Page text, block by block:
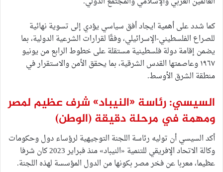
كما شدد على أهمية ايجاد أفق سياسي يؤدي إلى تسوية نهائية
للصراع الفلسطيني-الإسرائيلي، وفقًا لقرارات الشرعية الدولية، بما
يضمن إقامة دولة فلسطينية مستقلة على خطوط الرابع من يونيو
١٩٦٧ وعاصمتها القدس الشرقية، بما يحقق الأمن والاستقرار في
منطقة الشرق الأوسط.
السيسي: رئاسة «النيباد» شرف عظيم لمصر
ومهمة في مرحلة دقيقة(الوطن)
أكد السيسي أن توليه رئاسة اللجنة التوجيهية لرؤساء دول وحكومات
وكالة الاتحاد الإفريقي للتنمية «النيباد» منذ فبراير 2023 كان شرفا
عظيما، معربا عن فخر مصر بكونها من الدول المؤسسة لهذه اللجنة.